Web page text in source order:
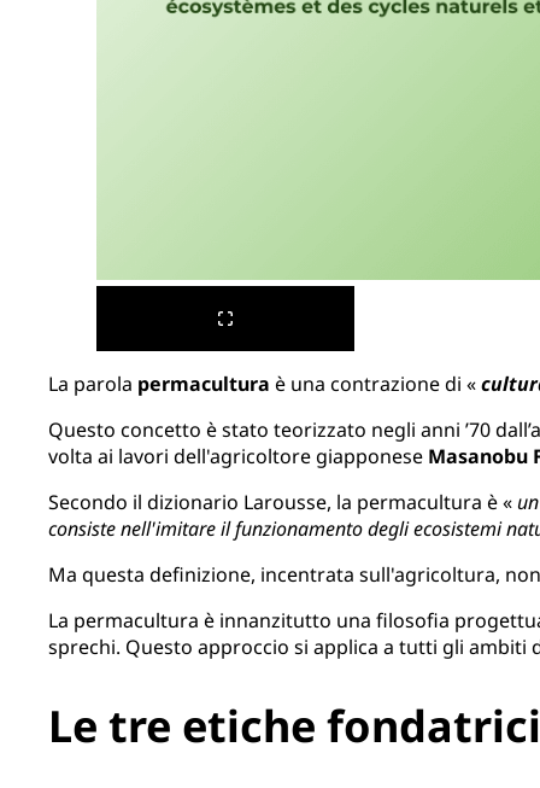
La parola permacultura è una contrazione di «
Questo concetto è stato teorizzato negli anni ’70
volta ai lavori dell'agricoltore giapponese Masanobu
Secondo il dizionario Larousse, la permacultura è «
consiste nell'imitare il funzionamento degli ecosistemi
Ma questa definizione, incentrata sull'agricoltura,
La permacultura è innanzitutto una filosofia
sprechi. Questo approccio si applica a tutti gli ambiti
Le tre etiche